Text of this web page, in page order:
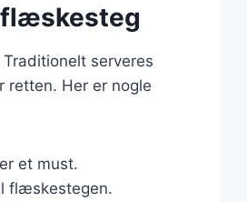
serveres
Her er nogle
et must.
flæskestegen.